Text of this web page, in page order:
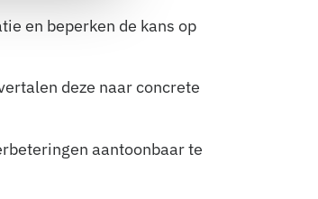
en beperken de kans op
deze naar concrete
aantoonbaar te